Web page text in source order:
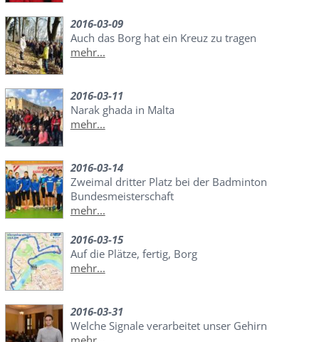
2016-03-09
Auch das Borg hat ein Kreuz zu tragen
mehr...
2016-03-11
Narak ghada in Malta
mehr...
2016-03-14
Zweimal dritter Platz bei der Badminton
Bundesmeisterschaft
mehr...
2016-03-15
Auf die Plätze, fertig, Borg
mehr...
2016-03-31
Welche Signale verarbeitet unser Gehirn